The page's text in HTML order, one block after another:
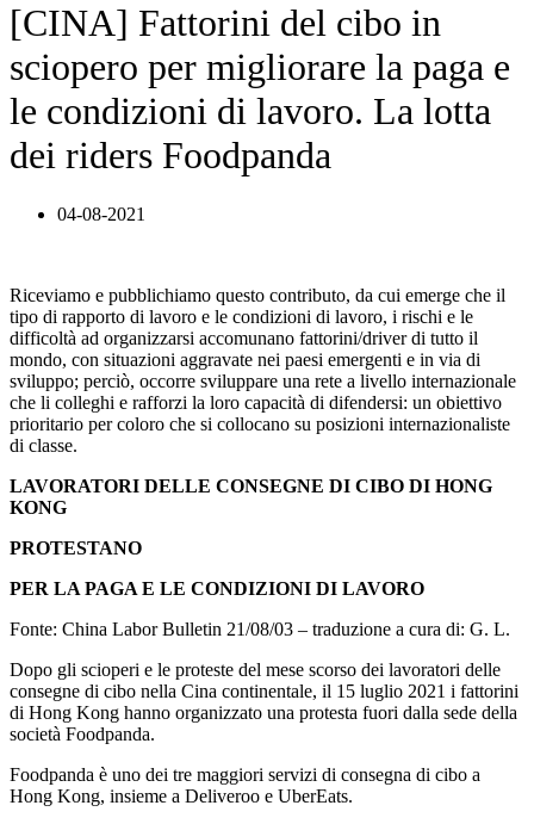
[CINA] Fattorini del cibo in
sciopero per migliorare la paga e
le condizioni di lavoro. La lotta
dei riders Foodpanda
04-08-2021
Riceviamo e pubblichiamo questo contributo, da cui emerge che il
tipo di rapporto di lavoro e le condizioni di lavoro, i rischi e le
difficoltà ad organizzarsi accomunano fattorini/driver di tutto il
mondo, con situazioni aggravate nei paesi emergenti e in via di
sviluppo; perciò, occorre sviluppare una rete a livello internazionale
che li colleghi e rafforzi la loro capacità di difendersi: un obiettivo
prioritario per coloro che si collocano su posizioni internazionaliste
di classe.
LAVORATORI DELLE CONSEGNE DI CIBO DI HONG
KONG
PROTESTANO
PER LA PAGA E LE CONDIZIONI DI LAVORO
Fonte: China Labor Bulletin 21/08/03 – traduzione a cura di: G. L.
Dopo gli scioperi e le proteste del mese scorso dei lavoratori delle
consegne di cibo nella Cina continentale, il 15 luglio 2021 i fattorini
di Hong Kong hanno organizzato una protesta fuori dalla sede della
società Foodpanda.
Foodpanda è uno dei tre maggiori servizi di consegna di cibo a
Hong Kong, insieme a Deliveroo e UberEats.